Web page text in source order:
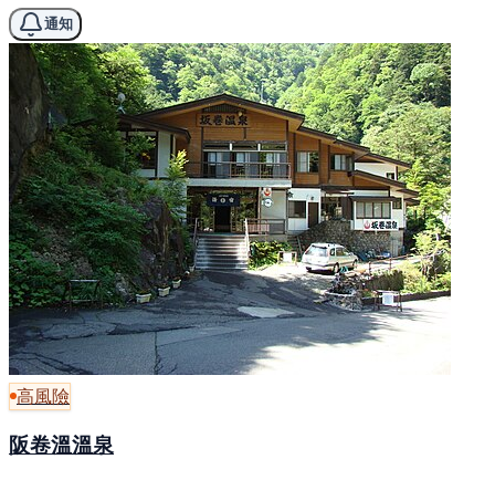
通知
高風險
阪卷溫溫泉